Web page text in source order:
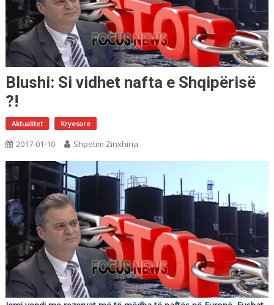
Blushi: Si vidhet nafta e Shqipërisë
?!
Aktualitet Kryesore
2017-01-10 Shpetim Zinxhiria